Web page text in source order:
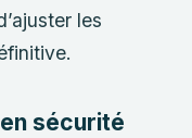
les
sécurité